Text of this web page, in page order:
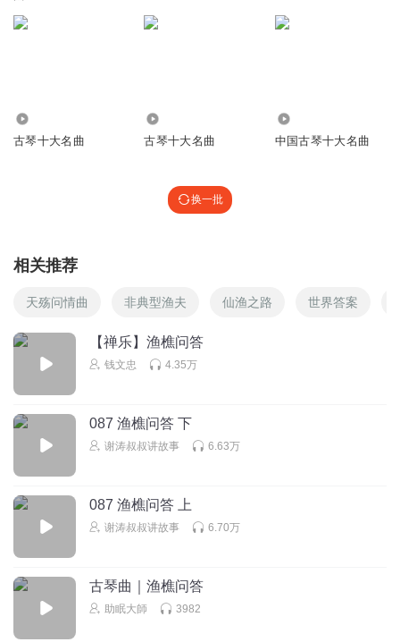
古琴十大名曲 古琴十大名曲 中国古琴十大名曲
换一批
相关推荐
天殇问情曲 非典型渔夫 仙渔之路 世界答案
【禅乐】渔樵问答
钱文忠 4.35万
087 渔樵问答 下
谢涛叔叔讲故事 6.63万
087 渔樵问答 上
谢涛叔叔讲故事 6.70万
古琴曲｜渔樵问答
助眠大師 3982